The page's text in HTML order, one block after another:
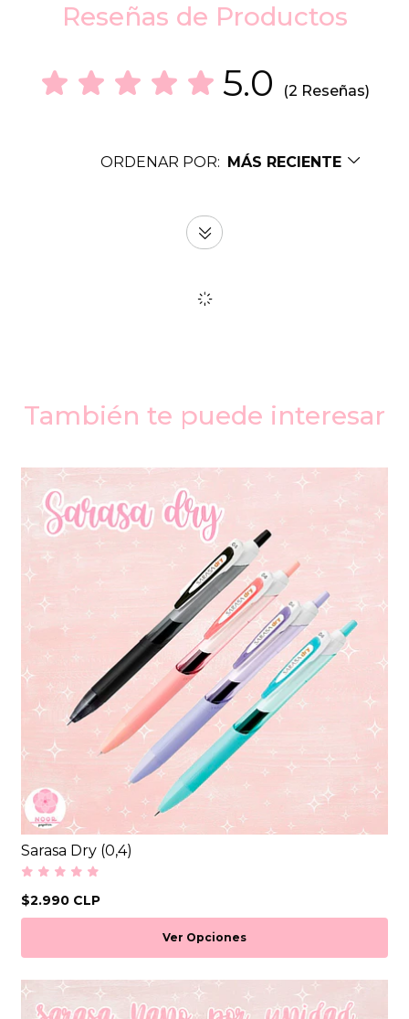
Reseñas de Productos
5.0 (2 Reseñas)
ORDENAR POR: MÁS RECIENTE
También te puede interesar
Sarasa Dry (0,4)
$2.990 CLP
Ver Opciones